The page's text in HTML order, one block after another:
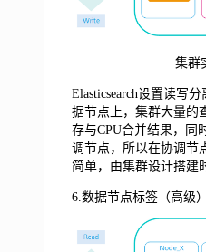
集群
Elasticsearch设置读写
据节点上，集群大量的
存与CPU合并结果，同
调节点，所以在协调节
简单，由集群设计搭建
6.数据节点标签（高级）